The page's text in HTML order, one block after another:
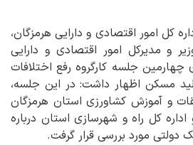
کل امور اقتصادی و دارایی هرمزگان،
و مدیرکل امور اقتصادی و دارایی
چهارمین جلسه کارگروه رفع اختلافات
تولید مسکن اظهار داشت: در این جلسه،
و آموزش کشاورزی استان هرمزگان
کل راه و شهرسازی استان درباره
مورد بررسی قرار گرفت.